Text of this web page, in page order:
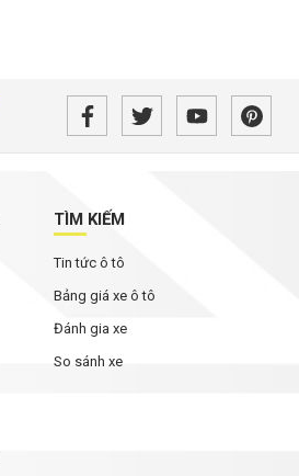
TÌM KIẾM
Tin tức ô tô
Bảng giá xe ô tô
Đánh gia xe
So sánh xe